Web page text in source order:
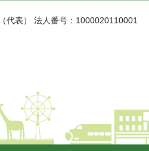
代表） 法人番号：1000020110001